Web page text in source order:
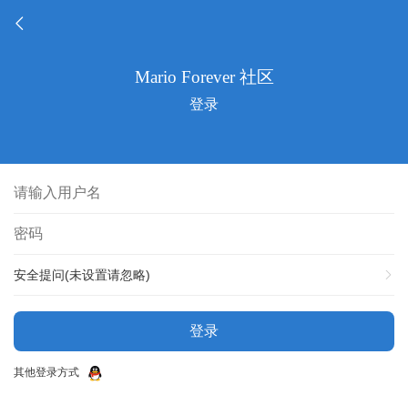
登录
安全提问(未设置请忽略)
登录
其他登录方式